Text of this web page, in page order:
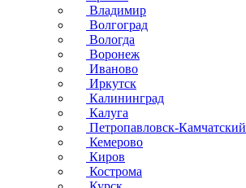
Владимир
Волгоград
Вологда
Воронеж
Иваново
Иркутск
Калининград
Калуга
Петропавловск-Камчатский
Кемерово
Киров
Кострома